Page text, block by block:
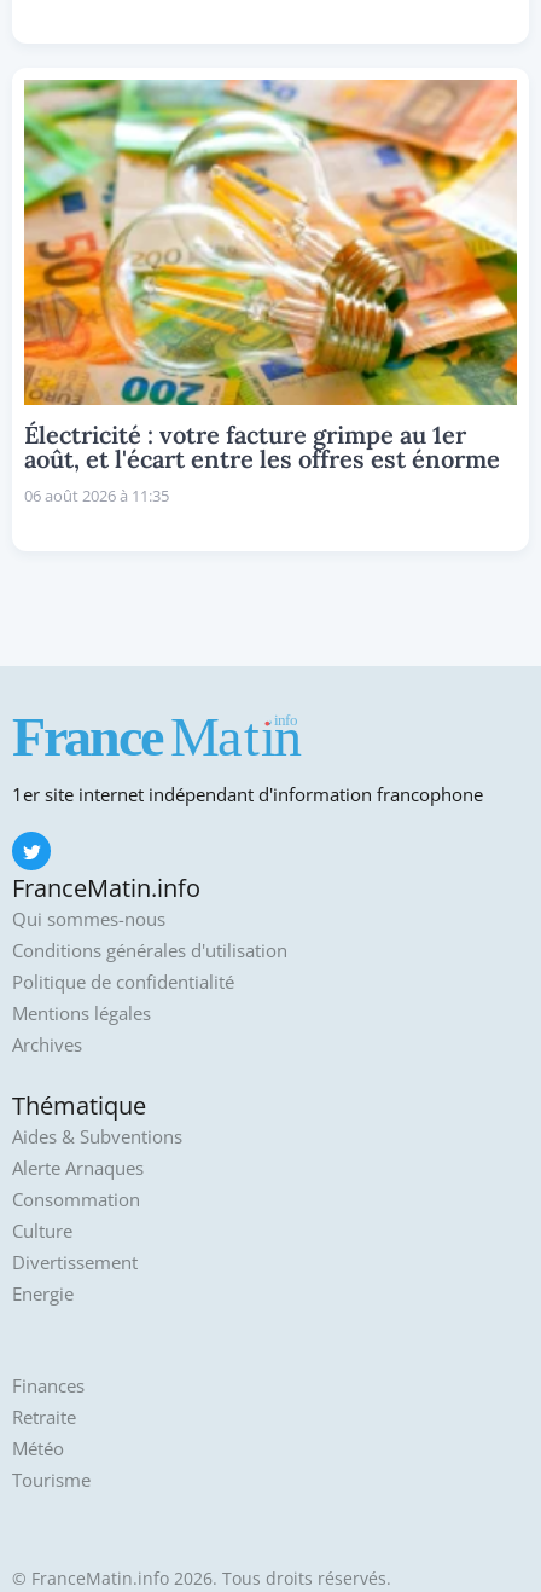
Électricité : votre facture grimpe au 1er
août, et l'écart entre les offres est énorme
06 août 2026 à 11:35
1er site internet indépendant d'information francophone
FranceMatin.info
Qui sommes-nous
Conditions générales d'utilisation
Politique de confidentialité
Mentions légales
Archives
Thématique
Aides & Subventions
Alerte Arnaques
Consommation
Culture
Divertissement
Energie
Finances
Retraite
Météo
Tourisme
© FranceMatin.info 2026. Tous droits réservés.